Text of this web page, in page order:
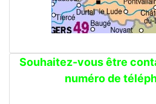
Souhaitez-vous être
numéro de